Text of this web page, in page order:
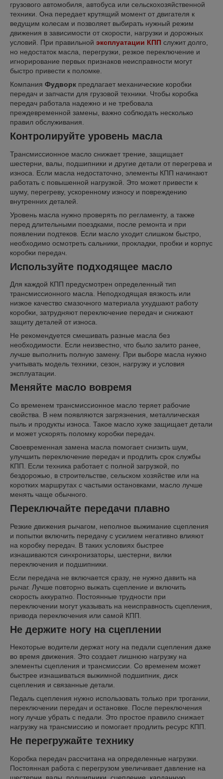
грузового автомобиля, автобуса или сельскохозяйственной
техники. Она передает крутящий момент от двигателя к
ведущим колесам и позволяет выбирать нужный режим
движения в зависимости от скорости, нагрузки и дорожных
условий. При правильной эксплуатации КПП служит долго,
но недостаток масла, перегрузки, резкое переключение и
игнорирование первых признаков неисправности могут
быстро привести к поломке.
Компания Фудворк предлагает механические коробки
передач и запчасти для грузовой техники. Чтобы коробка
передач работала надежно и не требовала
преждевременной замены, важно соблюдать несколько
правил обслуживания.
Контролируйте уровень масла
Трансмиссионное масло снижает трение, защищает
шестерни, валы, подшипники и другие детали от перегрева и
износа. Если масла недостаточно, элементы КПП начинают
работать с повышенной нагрузкой. Это может привести к
шуму, перегреву, ускоренному износу и повреждению
внутренних деталей.
Уровень масла нужно проверять по регламенту, а также
перед длительными поездками, после ремонта и при
появлении подтеков. Если масло уходит слишком быстро,
необходимо осмотреть сальники, прокладки, пробки и корпус
коробки передач.
Используйте подходящее масло
Для каждой КПП предусмотрен определенный тип
трансмиссионного масла. Неподходящая вязкость или
низкое качество смазочного материала ухудшают работу
коробки, затрудняют переключение передач и снижают
защиту деталей от износа.
Не рекомендуется смешивать разные масла без
необходимости. Если неизвестно, что было залито ранее,
лучше выполнить полную замену. При выборе масла нужно
учитывать модель техники, сезон, нагрузку и условия
эксплуатации.
Меняйте масло вовремя
Со временем трансмиссионное масло теряет рабочие
свойства. В нем появляются загрязнения, металлическая
пыль и продукты износа. Такое масло хуже защищает детали
и может ускорять поломку коробки передач.
Своевременная замена масла помогает снизить шум,
улучшить переключение передач и продлить срок службы
КПП. Если техника работает с полной загрузкой, по
бездорожью, в строительстве, сельском хозяйстве или на
коротких маршрутах с частыми остановками, масло лучше
менять чаще обычного.
Переключайте передачи плавно
Резкие движения рычагом, неполное выжимание сцепления
и попытки включить передачу с усилием негативно влияют
на коробку передач. В таких условиях быстрее
изнашиваются синхронизаторы, шестерни, вилки
переключения и подшипники.
Если передача не включается сразу, не нужно давить на
рычаг. Лучше повторно выжать сцепление и включить
скорость аккуратно. Постоянные трудности при
переключении могут указывать на неисправность сцепления,
привода переключения или самой КПП.
Не держите ногу на сцеплении
Некоторые водители держат ногу на педали сцепления даже
во время движения. Это создает лишнюю нагрузку на
элементы сцепления и трансмиссии. Со временем может
быстрее изнашиваться выжимной подшипник, диск
сцепления и связанные детали.
Педаль сцепления нужно использовать только при трогании,
переключении передач и остановке. После переключения
ногу лучше убрать с педали. Это простое правило снижает
нагрузку на трансмиссию и помогает продлить ресурс КПП.
Не перегружайте технику
Коробка передач рассчитана на определенные нагрузки.
Постоянная работа с перегрузом увеличивает давление на